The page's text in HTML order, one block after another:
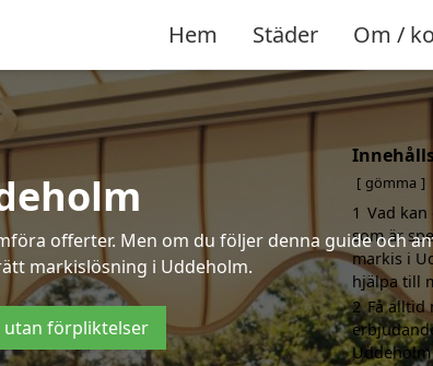
Hem Städer Om /
offerter. Men om du följer denna guide och
markislösning i Uddeholm.
utan förpliktelser
gömma
1 Vad
som är
markis i
hjälpa till
2 Få alltid
Uddeholm